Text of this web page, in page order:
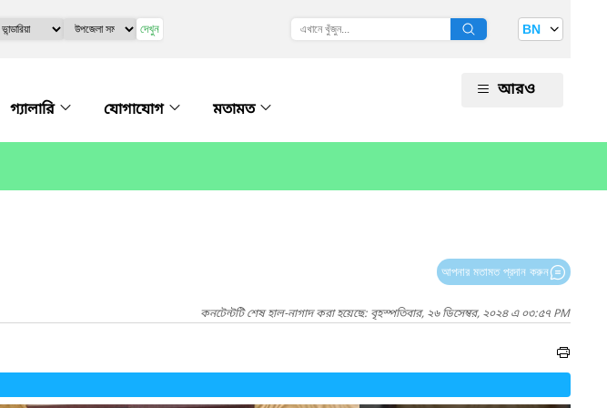
দেখুন BN
গ্যালারি যোগাযোগ মতামত
আরও
আপনার মতামত প্রদান করুন
কনটেন্টটি শেষ হাল-নাগাদ করা হয়েছে: বৃহস্পতিবার, ২৬ ডিসেম্বর, ২০২৪ এ ০৩:৫৭ PM